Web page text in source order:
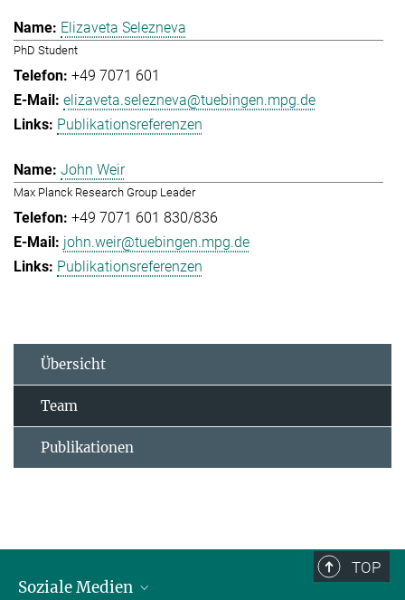
Elizaveta Selezneva
PhD Student
+49 7071 601
elizaveta.selezneva@tuebingen.mpg.de
Publikationsreferenzen
John Weir
Max Planck Research Group Leader
+49 7071 601 830/836
john.weir@tuebingen.mpg.de
Publikationsreferenzen
Übersicht
Team
Publikationen
TOP
Soziale Medien